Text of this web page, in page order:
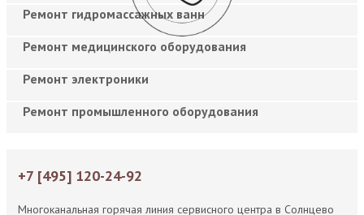
Ремонт гидромассажных ванн
Ремонт медицинского оборудования
Ремонт электроники
Ремонт промышленного оборудования
+7 [495] 120-24-92
Многоканальная горячая линия сервисного центра в Солнцево